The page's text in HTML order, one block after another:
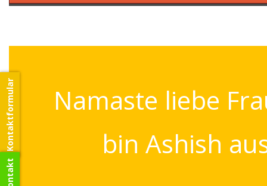
Namaste liebe
bin Ashish
Kontaktformular